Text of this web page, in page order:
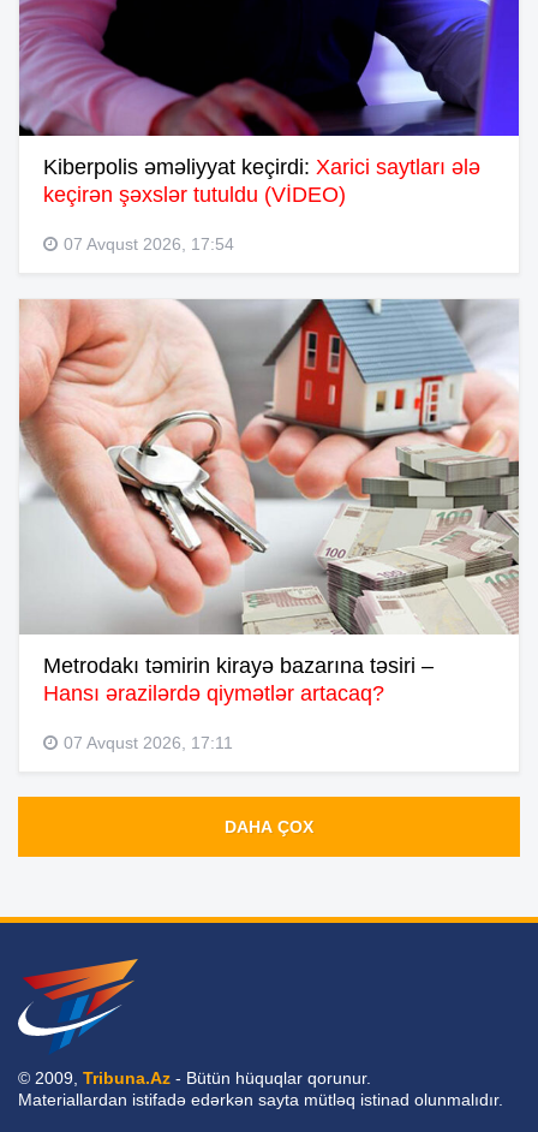
Kiberpolis əməliyyat keçirdi: Xarici saytları ələ
keçirən şəxslər tutuldu (VİDEO)
07 Avqust 2026, 17:54
Metrodakı təmirin kirayə bazarına təsiri –
Hansı ərazilərdə qiymətlər artacaq?
07 Avqust 2026, 17:11
DAHA ÇOX
© 2009, Tribuna.Az - Bütün hüquqlar qorunur.
Materiallardan istifadə edərkən sayta mütləq istinad olunmalıdır.